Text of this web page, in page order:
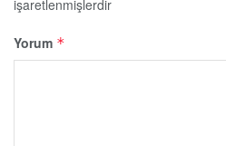
işaretlenmişlerdir
Yorum *